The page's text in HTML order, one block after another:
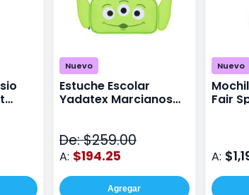
Nuevo
Estuche Escolar
Yadatex Marcianos
De: $259.00
A: $194.25
Agregar
Nuevo
Fair
A: